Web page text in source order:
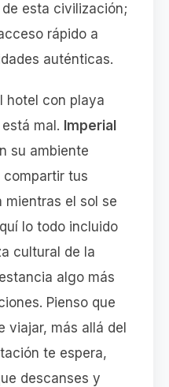
esta civilización;
rápido a
auténticas.
hotel con playa
mal. Imperial
su ambiente
compartir tus
mientras el sol se
lo todo incluido
cultural de la
algo más
Pienso que
viajar, más allá del
te espera,
descanses y